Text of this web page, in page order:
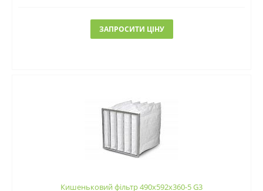
ЗАПРОСИТИ ЦІНУ
Кишеньковий фільтр 490х592х360-5 G3